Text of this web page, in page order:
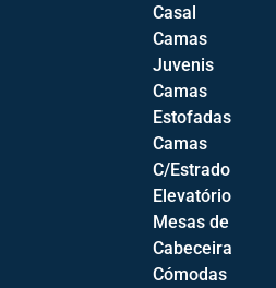
CATEGORIAS:
Casal
Camas
Juvenis
Camas
Estofadas
Camas
C/Estrado
Elevatório
Mesas de
Cabeceira
Cómodas